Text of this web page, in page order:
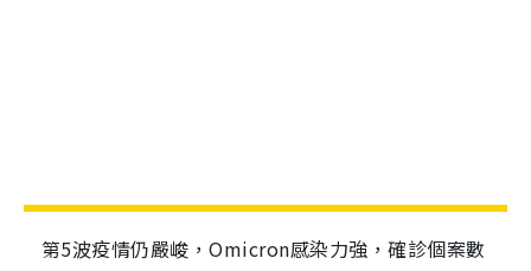
第5波疫情仍嚴峻，Omicron感染力強，確診個案數